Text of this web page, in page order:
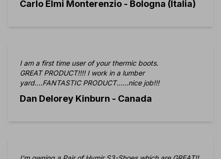
cliente. E' giusto che chi fae fa bene abbia qualche
Carlo Elmi Monterenzio - Bologna (Italia)
I am a first time user of your thermic boots.
GREATPRODUCT!!!! I work in a lumber
yard....FANTASTIC PRODUCT......nice job!!!
Dan Delorey Kinburn - Canada